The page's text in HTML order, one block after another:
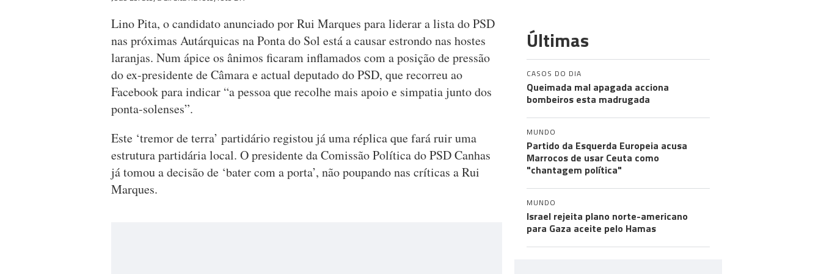
Lino Pita, o candidato anunciado por Rui Marques para liderar a lista do PSD
nas próximas Autárquicas na Ponta do Sol está a causar estrondo nas hostes
laranjas. Num ápice os ânimos ficaram inflamados com a posição de pressão
do ex-presidente de Câmara e actual deputado do PSD, que recorreu ao
Facebook para indicar “a pessoa que recolhe mais apoio e simpatia junto dos
ponta-solenses”.
Este ‘tremor de terra’ partidário registou já uma réplica que fará ruir uma
estrutura partidária local. O presidente da Comissão Política do PSD Canhas
já tomou a decisão de ‘bater com a porta’, não poupando nas críticas a Rui
Marques.
Últimas
CASOS DO DIA
Queimada mal apagada acciona
bombeiros esta madrugada
MUNDO
Partido da Esquerda Europeia acusa
Marrocos de usar Ceuta como
"chantagem política"
MUNDO
Israel rejeita plano norte-americano
para Gaza aceite pelo Hamas